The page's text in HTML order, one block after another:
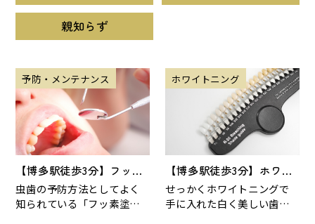
親知らず
予防・メンテナンス
【博多駅徒歩3分】フッ素
塗布の効果とは？歯を強く
する仕組みを解説
虫歯の予防方法としてよく
知られている「フッ素塗
ホワイトニング
【博多駅徒歩3分】ホワイ
トニング後の後戻りを防ぐ
ためのポイント
せっかくホワイトニングで
手に入れた白く美しい歯